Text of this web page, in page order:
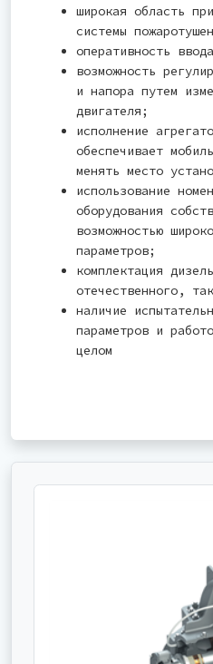
широкая область
системы
оперативность
возможность
и напора путем
двигателя;
исполнение
обеспечивает
менять место
использование
оборудования
возможностью
параметров;
комплектация
отечественного,
наличие
параметров и
целом